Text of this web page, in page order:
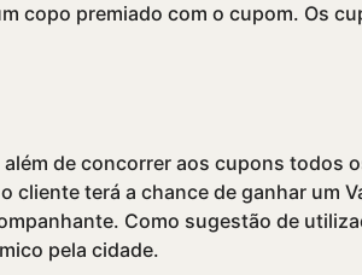
copo premiado com o cupom. Os
de concorrer aos cupons todos
cliente terá a chance de ganhar um
Como sugestão de
pela cidade.